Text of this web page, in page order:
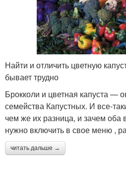
Найти и отличить цветную
бывает трудно
Брокколи и цветная капуста —
семейства Капустных. И все-
чем же их разница, и зачем оба
нужно включить в свое меню ,
читать дальше →